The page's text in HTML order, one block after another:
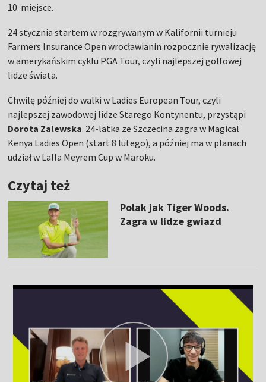
10. miejsce.
24 stycznia startem w rozgrywanym w Kalifornii turnieju
Farmers Insurance Open wrocławianin rozpocznie rywalizację
w amerykańskim cyklu PGA Tour, czyli najlepszej golfowej
lidze świata.
Chwilę później do walki w Ladies European Tour, czyli
najlepszej zawodowej lidze Starego Kontynentu, przystąpi
Dorota Zalewska. 24-latka ze Szczecina zagra w Magical
Kenya Ladies Open (start 8 lutego), a później ma w planach
udział w Lalla Meyrem Cup w Maroku.
Czytaj też
Polak jak Tiger Woods.
Zagra w lidze gwiazd